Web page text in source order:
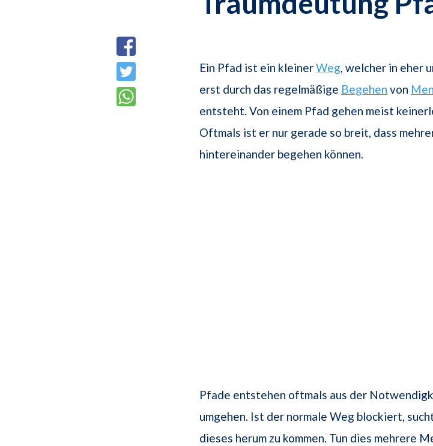
Ein Pfad ist ein kleinerWeg, welcher in eher
erst durch das regelmäßige Begehen von
entsteht. Von einem Pfad gehen meist
Oftmals ist er nur gerade so breit, dass
hintereinander begehen können.
Pfade entstehen oftmals aus der
umgehen. Ist der normale Weg blockiert,
dieses herum zu kommen. Tun dies mehrere